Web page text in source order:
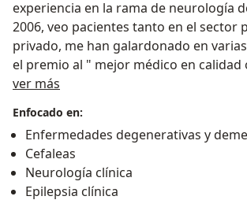
experiencia en la rama de neurología
2006, veo pacientes tanto en el sector
privado, me han galardonado en
el premio al " mejor médico en calidad
pacientes".
ver más
Enfocado en:
Enfermedades degenerativas y
Cefaleas
Neurología clínica
Epilepsia clínica